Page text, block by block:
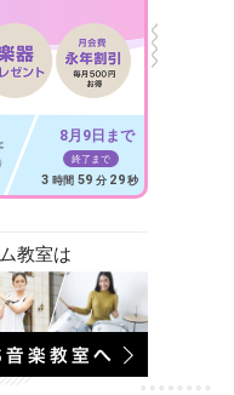
8月9日まで
終了まで
3 時間 59 分 27 秒
教室は